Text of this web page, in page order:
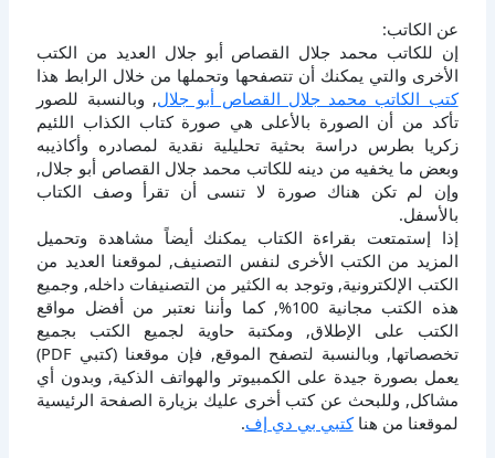
عن الكاتب:
إن للكاتب محمد جلال القصاص أبو جلال العديد من الكتب
الأخرى والتي يمكنك أن تتصفحها وتحملها من خلال الرابط هذا
كتب الكاتب محمد جلال القصاص أبو جلال, وبالنسبة للصور
تأكد من أن الصورة بالأعلى هي صورة كتاب الكذاب اللئيم
زكريا بطرس دراسة بحثية تحليلية نقدية لمصادره وأكاذيبه
وبعض ما يخفيه من دينه للكاتب محمد جلال القصاص أبو جلال,
وإن لم تكن هناك صورة لا تنسى أن تقرأ وصف الكتاب
بالأسفل.
إذا إستمتعت بقراءة الكتاب يمكنك أيضاً مشاهدة وتحميل
المزيد من الكتب الأخرى لنفس التصنيف, لموقعنا العديد من
الكتب الإلكترونية, وتوجد به الكثير من التصنيفات داخله, وجميع
هذه الكتب مجانية 100%, كما وأننا نعتبر من أفضل مواقع
الكتب على الإطلاق, ومكتبة حاوية لجميع الكتب بجميع
تخصصاتها, وبالنسبة لتصفح الموقع, فإن موقعنا (كتبي PDF)
يعمل بصورة جيدة على الكمبيوتر والهواتف الذكية, وبدون أي
مشاكل, وللبحث عن كتب أخرى عليك بزيارة الصفحة الرئيسية
لموقعنا من هناكتبي بي دي إف.